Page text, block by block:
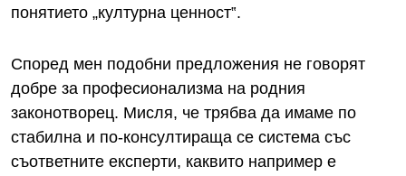
понятието „културна ценност‟.
Според мен подобни предложения не говорят
добре за професионализма на родния
законотворец. Мисля, че трябва да имаме по
стабилна и по-консултираща се система със
съответните експерти, каквито например е